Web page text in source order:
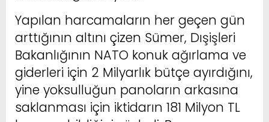
Yapılan harcamaların her geçen gün
arttığının altını çizen Sümer, Dışişleri
Bakanlığının NATO konuk ağırlama ve
giderleri için 2 Milyarlık bütçe ayırdığını,
yine yoksulluğun panoların arkasına
saklanması için iktidarın 181 Milyon TL